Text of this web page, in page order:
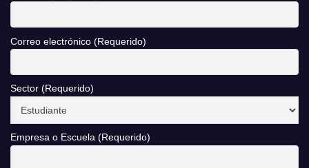
Correo electrónico (Requerido)
Sector (Requerido)
Empresa o Escuela (Requerido)